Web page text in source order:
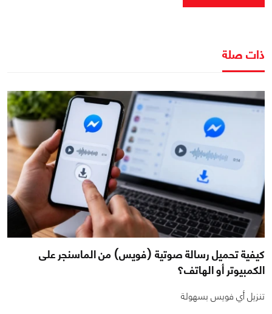
ذات صلة
كيفية تحميل رسالة صوتية (فويس) من الماسنجر على
الكمبيوتر أو الهاتف؟
تنزيل أي فويس بسهولة